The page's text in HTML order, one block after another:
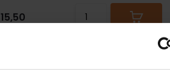
15,50